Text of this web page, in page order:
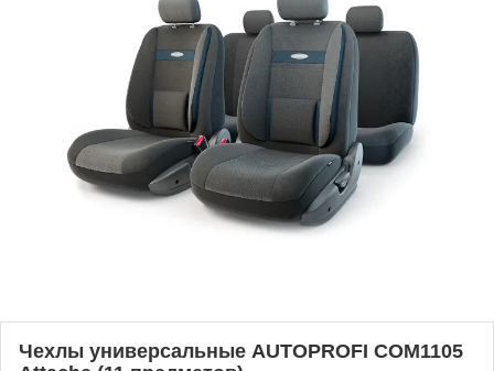
Чехлы универсальные AUTOPROFI COM1105